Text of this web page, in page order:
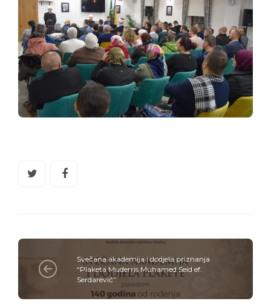
Svečana akademija i dodjela priznanja
“Plaketa Muderris Muhamed Seid ef.
Serdarević”